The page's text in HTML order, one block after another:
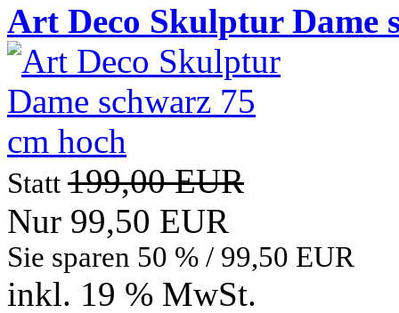
Art Deco Skulptur Dame
Statt 199,00 EUR
Nur 99,50 EUR
Sie sparen 50 % / 99,50 EUR
inkl. 19 % MwSt.